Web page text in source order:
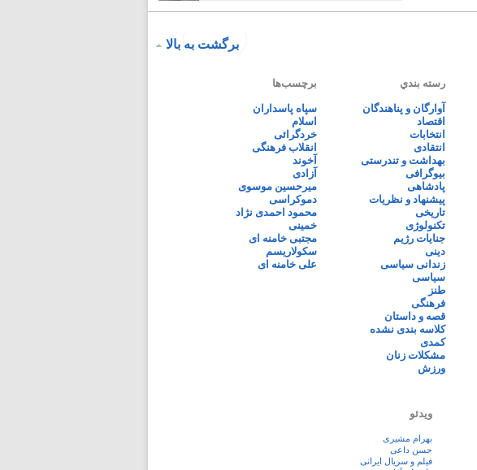
برگشت به بالا
رسته بندي
آوارگان و پناهندگان
اقتصاد
انتخابات
انتقادی
بهداشت و تندرستی
بیوگرافی
پادشاهی
پیشنهاد و نظریات
تاریخی
تکنولوژی
جنایات رژیم
دینی
زندانی سیاسی
سیاسی
طنز
فرهنگی
قصه و داستان
کلاسه بندی نشده
کمدی
مشکلات زنان
ورزش
برچسب‌ها
سپاه پاسداران
اسلام
خردگرائی
انقلاب فرهنگی
آخوند
آزادی
میرحسین موسوی
دموکراسی
محمود احمدی نژاد
خمینی
مجتبی خامنه ای
سکولاریسم
علی خامنه ای
ویدئو
بهرام مشیری
حسن داعی
فيلم و سريال ايرانی